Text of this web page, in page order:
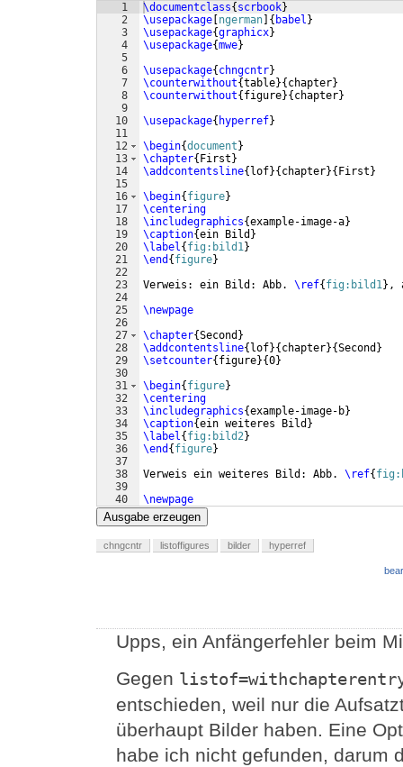
1
2
3
4
5
6
7
8
9
10
11
12
13
14
15
16
17
18
19
20
21
22
23
24
25
26
27
28
29
30
31
32
33
34
35
36
37
38
39
40
41
\documentclass{ scrbook}
\usepackage ngerman { babel }
\usepackage{graphicx}
\usepackage{mwe}
\usepackage{ chngcntr}
\counterwithout{table}{ chapter}
\counterwithout{ figure}{ chapter}
\usepackage{ hyperref}
\begin{document }
\chapter{ First }
\addcontentsline{ lof}{ chapter}{ First }
\begin{ figure}
\centering
\includegraphics{example-image-a}
\caption{ein Bild }
\label{ fig:bild1}
\end { figure}
Verweis: ein Bild: Abb. \ref{ fig:bild1} ,
\newpage
\chapter{Second }
\addcontentsline{ lof}{ chapter}{Second }
\setcounter{ figure}{0}
\begin{ figure}
\centering
\includegraphics{example-image-b}
\caption{ein weiteres Bild }
\label{ fig:bild2}
\end { figure}
Verweis ein weiteres Bild: Abb. \ref{
\newpage
Ausgabe erzeugen
chngcntr listoffigures bilder hyperref
Upps, ein Anfängerfehler beim
Gegen
entschieden, weil nur die
überhaupt Bilder haben. Eine
habe ich nicht gefunden, darum